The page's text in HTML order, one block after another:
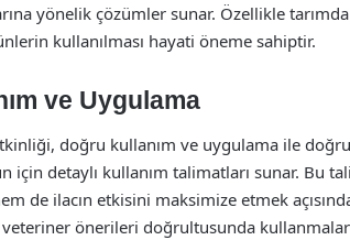
yönelik çözümler sunar. Özellikle tarımda
kullanılması hayati öneme sahiptir.
ve Uygulama
doğru kullanım ve uygulama ile
için detaylı kullanım talimatları sunar. Bu
de ilacın etkisini maksimize etmek
önerileri doğrultusunda